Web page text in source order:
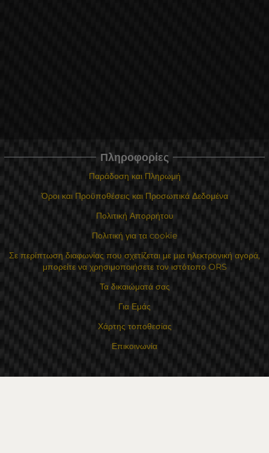
Πληροφορίες
Παράδοση και Πληρωμή
Όροι και Προϋποθέσεις και Προσωπικά Δεδομένα
Πολιτική Απορρήτου
Πολιτική για τα cookie
Σε περίπτωση διαφωνίας που σχετίζεται με μια ηλεκτρονική αγορά,
μπορείτε να χρησιμοποιήσετε τον ιστότοπο ORS
Τα δικαιώματά σας
Για Εμάς
Χάρτης τοποθεσίας
Επικοινωνία